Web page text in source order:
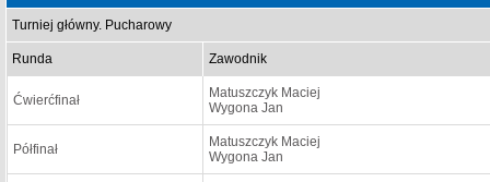
Turniej główny. Pucharowy
Runda Zawodnik
Ćwierćfinał
Matuszczyk Maciej
Wygona Jan
Półfinał
Matuszczyk Maciej
Wygona Jan